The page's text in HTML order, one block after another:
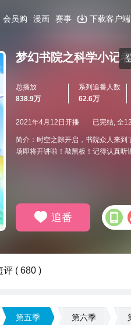
会员购 漫画 赛事 下载客户端
梦幻书院之科学小记
总播放
838.9万
系列追番人数
62.6万
2021年4月12日开播 已完结, 全
简介：时空之隙开启，书院众人来
场即将开讲啦！敲黑板！记得认真
追番
评 ( 680 )
第五季 第六季